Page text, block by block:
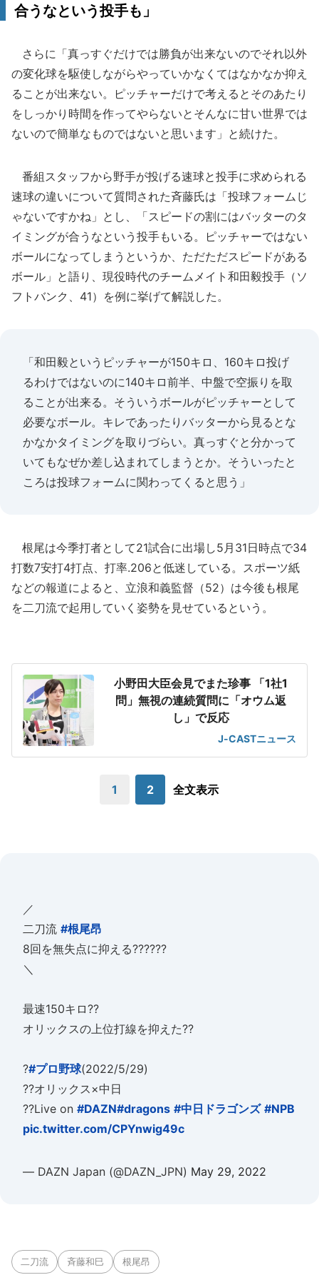
合うなという投手も」
さらに「真っすぐだけでは勝負が出来ないのでそれ以外
の変化球を駆使しながらやっていかなくてはなかなか抑え
ることが出来ない。ピッチャーだけで考えるとそのあたり
をしっかり時間を作ってやらないとそんなに甘い世界では
ないので簡単なものではないと思います」と続けた。
番組スタッフから野手が投げる速球と投手に求められる
速球の違いについて質問された斉藤氏は「投球フォームじ
ゃないですかね」とし、「スピードの割にはバッターのタ
イミングが合うなという投手もいる。ピッチャーではない
ボールになってしまうというか、ただただスピードがある
ボール」と語り、現役時代のチームメイト和田毅投手（ソ
フトバンク、41）を例に挙げて解説した。
「和田毅というピッチャーが150キロ、160キロ投げ
るわけではないのに140キロ前半、中盤で空振りを取
ることが出来る。そういうボールがピッチャーとして
必要なボール。キレであったりバッターから見るとな
かなかタイミングを取りづらい。真っすぐと分かって
いてもなぜか差し込まれてしまうとか。そういったと
ころは投球フォームに関わってくると思う」
根尾は今季打者として21試合に出場し5月31日時点で34
打数7安打4打点、打率.206と低迷している。スポーツ紙
などの報道によると、立浪和義監督（52）は今後も根尾
を二刀流で起用していく姿勢を見せているという。
小野田大臣会見でまた珍事 「1社1
問」無視の連続質問に「オウム返
し」で反応
J-CASTニュース
1 2 全文表示
／
二刀流 #根尾昂
8回を無失点に抑える??????
＼
最速150キロ??
オリックスの上位打線を抑えた??
?#プロ野球(2022/5/29)
??オリックス×中日
??Live on #DAZN#dragons #中日ドラゴンズ #NPB
pic.twitter.com/CPYnwig49c
— DAZN Japan (@DAZN_JPN) May 29, 2022
二刀流 斉藤和巳 根尾昂